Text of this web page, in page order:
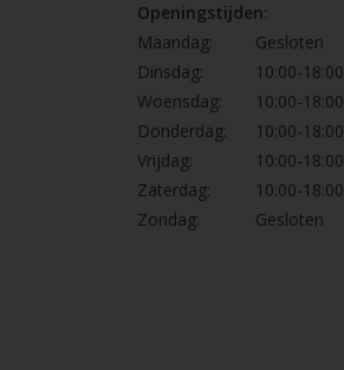
Openingstijden:
Maandag:
Gesloten
Dinsdag:
10:00-18:00
Woensdag:
10:00-18:00
Donderdag:
10:00-18:00
Vrijdag:
10:00-18:00
Zaterdag:
10:00-18:00
Zondag:
Gesloten